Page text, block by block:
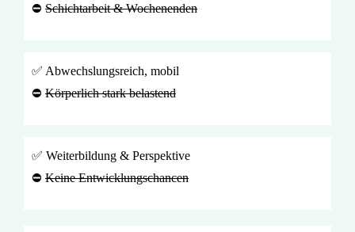
⛔ Schichtarbeit & Wochenenden
✅ Abwechslungsreich, mobil
⛔ Körperlich stark belastend
✅ Weiterbildung & Perspektive
⛔ Keine Entwicklungschancen